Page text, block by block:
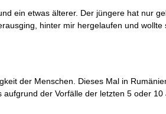
ein etwas älterer. Der jüngere hat nur
hinter mir hergelaufen und
der Menschen. Dieses Mal in
der Vorfälle der letzten 5 oder